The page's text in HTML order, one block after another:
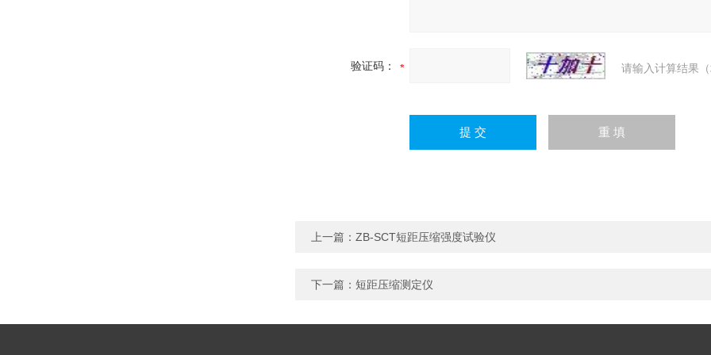
验证码： 请输入计算结果
上一篇： ZB-SCT短距压缩强度试验仪
下一篇： 短距压缩测定仪